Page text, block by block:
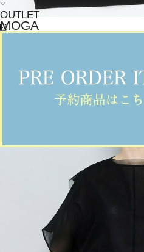
OUTLET
MOGA